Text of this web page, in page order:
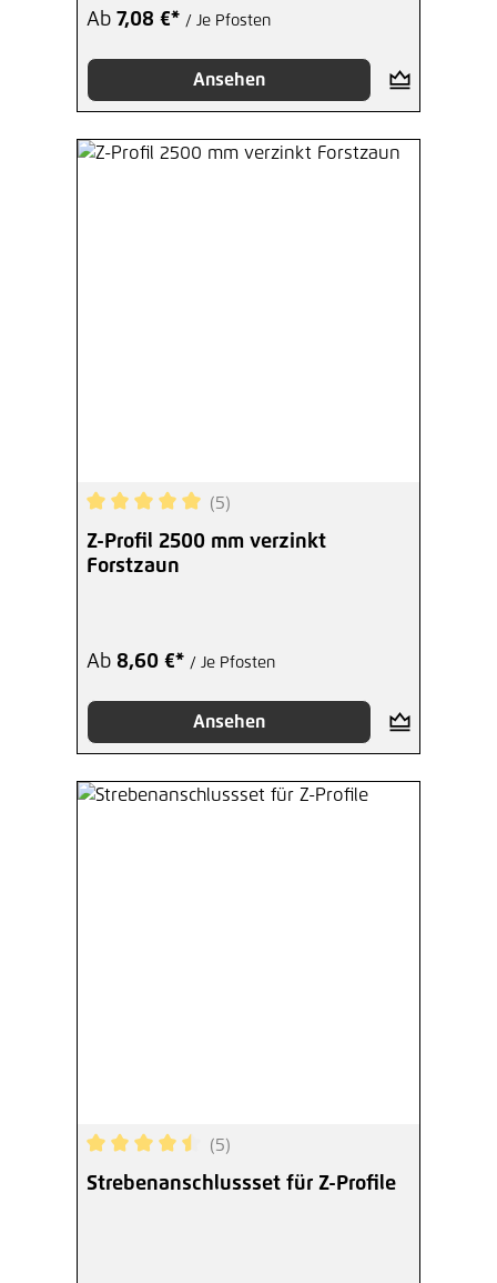
Ab 7,08 €* / Je Pfosten
Ansehen
Durchschnittliche Bewertung von 5 von 5
(5)
Z-Profil 2500 mm verzinkt
Forstzaun
Ab 8,60 €* / Je Pfosten
Ansehen
Durchschnittliche Bewertung von 4.6 von 5
(5)
Strebenanschlussset für Z-Profile